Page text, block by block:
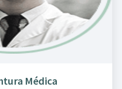
Médica